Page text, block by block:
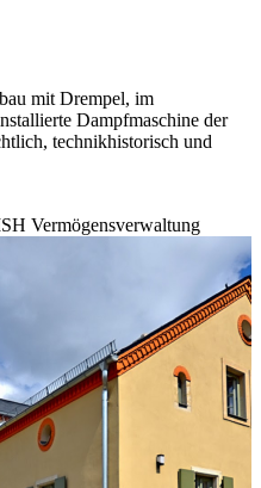
mit Drempel, im
Dampfmaschine der
technikhistorisch und